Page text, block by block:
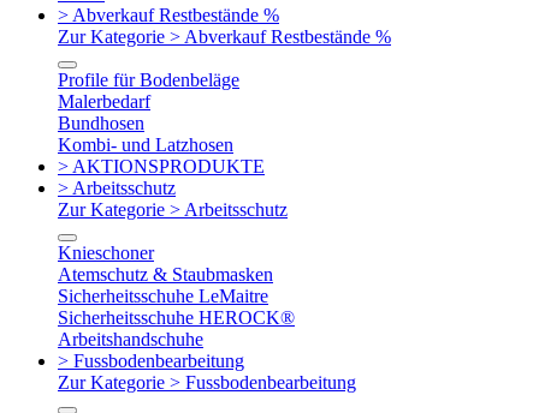
> Abverkauf Restbestände %
Zur Kategorie > Abverkauf Restbestände %
Profile für Bodenbeläge
Malerbedarf
Bundhosen
Kombi- und Latzhosen
> AKTIONSPRODUKTE
> Arbeitsschutz
Zur Kategorie > Arbeitsschutz
Knieschoner
Atemschutz & Staubmasken
Sicherheitsschuhe LeMaitre
Sicherheitsschuhe HEROCK®
Arbeitshandschuhe
> Fussbodenbearbeitung
Zur Kategorie > Fussbodenbearbeitung